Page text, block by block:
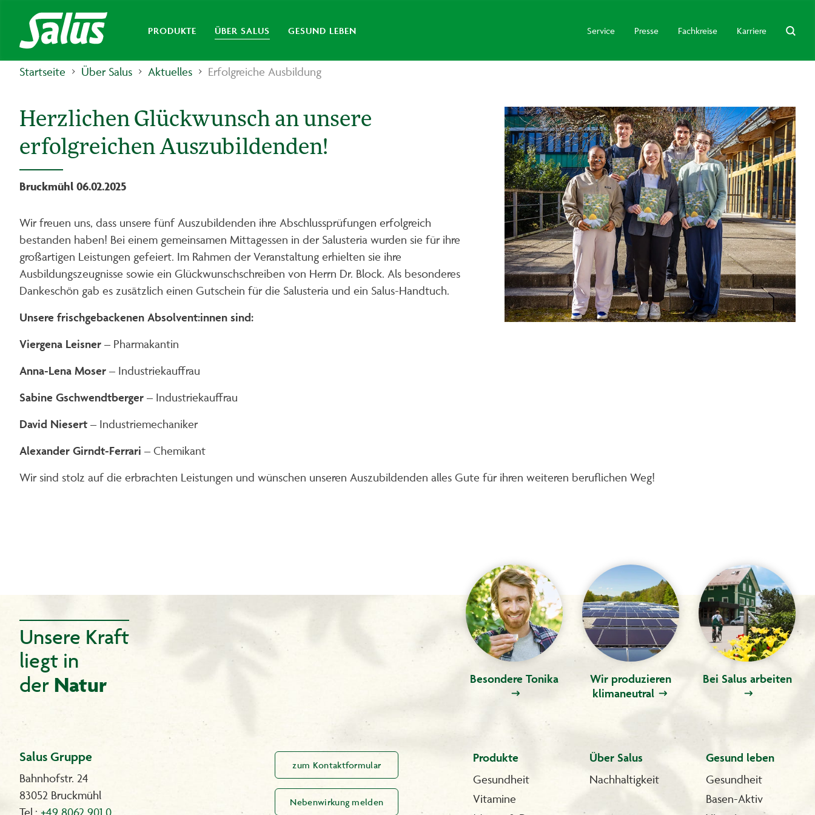
PRODUKTE ÜBER SALUS GESUND LEBEN Service Presse Fachkreise Karriere
Startseite Über Salus Aktuelles Erfolgreiche Ausbildung
Herzlichen Glückwunsch an unsere
erfolgreichen Auszubildenden!
Bruckmühl 06.02.2025
Wir freuen uns, dass unsere fünf Auszubildenden ihre Abschlussprüfungen erfolgreich
bestanden haben! Bei einem gemeinsamen Mittagessen in der Salusteria wurden sie für ihre
großartigen Leistungen gefeiert. Im Rahmen der Veranstaltung erhielten sie ihre
Ausbildungszeugnisse sowie ein Glückwunschschreiben von Herrn Dr. Block. Als besonderes
Dankeschön gab es zusätzlich einen Gutschein für die Salusteria und ein Salus-Handtuch.
Unsere frischgebackenen Absolvent:innen sind:
Viergena Leisner – Pharmakantin
Anna-Lena Moser – Industriekauffrau
Sabine Gschwendtberger – Industriekauffrau
David Niesert– Industriemechaniker
Alexander Girndt-Ferrari – Chemikant
Wir sind stolz auf die erbrachten Leistungen und wünschen unseren Auszubildenden alles Gute für ihren weiteren beruflichen Weg!
Besondere Tonika
Wir produzieren
klimaneutral
Bei Salus arbeiten
Unsere Kraft
liegt in
der Natur
Salus Gruppe
Bahnhofstr. 24
83052 Bruckmühl
Tel.: +49 8062 901 0
zum Kontaktformular
Nebenwirkung melden
Produkte
Gesundheit
Vitamine
Über Salus
Nachhaltigkeit
Gesund leben
Gesundheit
Basen-Aktiv